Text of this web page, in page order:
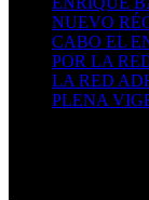
NUEVO
CABO EL
POR LA
LA RED
PLENA